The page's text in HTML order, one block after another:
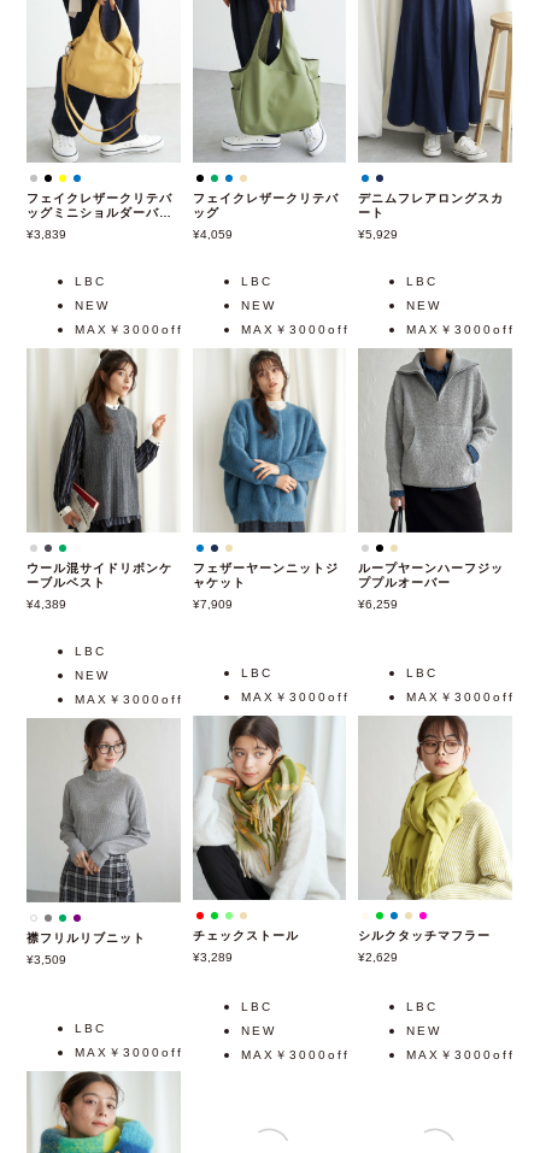
フェイクレザークリテバ
ッグミニショルダーバッ
3,839
フェイクレザークリテバ
ッグ
4,059
デニムフレアロングスカ
ート
5,929
LBC
NEW
MAX￥3000off
ウール混サイドリボンケ
ーブルベスト
4,389
LBC
NEW
MAX￥3000off
フェザーヤーンニットジ
ャケット
7,909
LBC
NEW
MAX￥3000off
ループヤーンハーフジッ
ププルオーバー
6,259
LBC
NEW
MAX￥3000off
襟フリルリブニット
3,509
LBC
MAX￥3000off
チェックストール
3,289
LBC
MAX￥3000off
シルクタッチマフラー
2,629
LBC
MAX￥3000off
LBC
NEW
MAX￥3000off
LBC
NEW
MAX￥3000off